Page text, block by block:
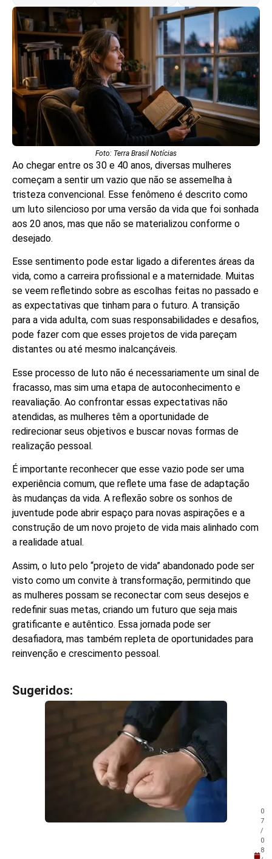
Foto: Terra Brasil Notícias
Ao chegar entre os 30 e 40 anos, diversas mulheres
começam a sentir um vazio que não se assemelha à
tristeza convencional. Esse fenômeno é descrito como
um luto silencioso por uma versão da vida que foi sonhada
aos 20 anos, mas que não se materializou conforme o
desejado.
Esse sentimento pode estar ligado a diferentes áreas da
vida, como a carreira profissional e a maternidade. Muitas
se veem refletindo sobre as escolhas feitas no passado e
as expectativas que tinham para o futuro. A transição
para a vida adulta, com suas responsabilidades e desafios,
pode fazer com que esses projetos de vida pareçam
distantes ou até mesmo inalcançáveis.
Esse processo de luto não é necessariamente um sinal de
fracasso, mas sim uma etapa de autoconhecimento e
reavaliação. Ao confrontar essas expectativas não
atendidas, as mulheres têm a oportunidade de
redirecionar seus objetivos e buscar novas formas de
realização pessoal.
É importante reconhecer que esse vazio pode ser uma
experiência comum, que reflete uma fase de adaptação
às mudanças da vida. A reflexão sobre os sonhos de
juventude pode abrir espaço para novas aspirações e a
construção de um novo projeto de vida mais alinhado com
a realidade atual.
Assim, o luto pelo “projeto de vida” abandonado pode ser
visto como um convite à transformação, permitindo que
as mulheres possam se reconectar com seus desejos e
redefinir suas metas, criando um futuro que seja mais
gratificante e autêntico. Essa jornada pode ser
desafiadora, mas também repleta de oportunidades para
reinvenção e crescimento pessoal.
Sugeridos:
0
7
/
0
8